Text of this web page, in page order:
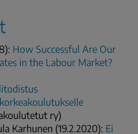
How Successful Are Our
in the Labour Market?
ry)
Karhunen (19.2.2020): Ei